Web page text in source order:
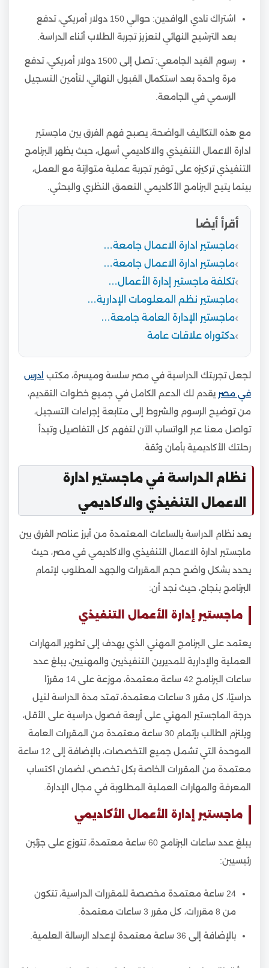
اشتراك نادي الوافدين: حوالي 150 دولار أمريكي، تدفع
بعد الترشيح النهائي لتعزيز تجربة الطلاب أثناء الدراسة.
رسوم القيد الجامعي: تصل إلى 1500 دولار أمريكي، تدفع
مرة واحدة بعد استكمال القبول النهائي، لتأمين التسجيل
الرسمي في الجامعة.
مع هذه التكاليف الواضحة، يصبح فهم الفرق بين ماجستير
ادارة الاعمال التنفيذي والاكاديمي أسهل، حيث يظهر البرنامج
التنفيذي تركيزه على توفير تجربة عملية متوازنة مع العمل،
بينما يتيح البرنامج الأكاديمي التعمق النظري والبحثي.
أقرأ أيضا
ماجستير ادارة الاعمال جامعة…
ماجستير ادارة الاعمال جامعة…
تكلفة ماجستير إدارة الأعمال…
ماجستير نظم المعلومات الإدارية…
ماجستير الإدارة العامة جامعة…
دكتوراه علاقات عامة
لجعل تجربتك الدراسية في مصر سلسة وميسرة، مكتب ادرس
في مصر يقدم لك الدعم الكامل في جميع خطوات التقديم،
من توضيح الرسوم والشروط إلى متابعة إجراءات التسجيل،
تواصل معنا عبر الواتساب الآن لتفهم كل التفاصيل وتبدأ
رحلتك الأكاديمية بأمان وثقة.
نظام الدراسة في ماجستير ادارة
الاعمال التنفيذي والاكاديمي
يعد نظام الدراسة بالساعات المعتمدة من أبرز عناصر الفرق بين
ماجستير ادارة الاعمال التنفيذي والاكاديمي في مصر، حيث
يحدد بشكل واضح حجم المقررات والجهد المطلوب لإتمام
البرنامج بنجاح، حيث نجد أن:
ماجستير إدارة الأعمال التنفيذي
يعتمد على البرنامج المهني الذي يهدف إلى تطوير المهارات
العملية والإدارية للمديرين التنفيذيين والمهنيين، يبلغ عدد
ساعات البرنامج 42 ساعة معتمدة، موزعة على 14 مقررًا
دراسيًا، كل مقرر 3 ساعات معتمدة، تمتد مدة الدراسة لنيل
درجة الماجستير المهني على أربعة فصول دراسية على الأقل،
ويلتزم الطالب بإتمام 30 ساعة معتمدة من المقررات العامة
الموحدة التي تشمل جميع التخصصات، بالإضافة إلى 12 ساعة
معتمدة من المقررات الخاصة بكل تخصص، لضمان اكتساب
المعرفة والمهارات العملية المطلوبة في مجال الإدارة.
ماجستير إدارة الأعمال الأكاديمي
يبلغ عدد ساعات البرنامج 60 ساعة معتمدة، تتوزع على جزئين
رئيسيين:
24 ساعة معتمدة مخصصة للمقررات الدراسية، تتكون
من 8 مقررات، كل مقرر 3 ساعات معتمدة.
بالإضافة إلى 36 ساعة معتمدة لإعداد الرسالة العلمية.